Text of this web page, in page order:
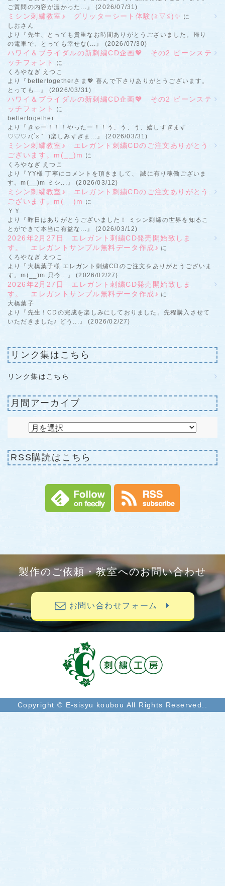
ご質問の内容が濃かった...』 (2026/07/31)
ミシン刺繍教室♪ グリッターシート体験(≧▽≦)✨ に
しおさん
より『先生、とっても貴重なお時間ありがとうございました。帰り
の電車で、とっても幸せな(...』 (2026/07/30)
ハワイ＆ブライダルの新刺繍CD企画💖 その2 ビーンステ
ッチフォント
に
くろやなぎ えつこ
より『bettertogetherさま💖 喜んで下さりありがとうございます。
とっても...』 (2026/03/31)
ハワイ＆ブライダルの新刺繍CD企画💖 その2 ビーンステ
ッチフォント
に
bettertogether
より『きゃー！！！やったー！！う、う、う、嬉しすぎます
♡♡♡♪(´ε｀ )楽しみすぎま...』 (2026/03/31)
ミシン刺繍教室♪ エレガント刺繍CDのご注文ありがとう
ございます。m(__)m に
くろやなぎ えつこ
より『YY様 丁寧にコメントを頂きまして、 誠に有り稼働ございま
す。m(__)m ミシ...』 (2026/03/12)
ミシン刺繍教室♪ エレガント刺繍CDのご注文ありがとう
ございます。m(__)m に
ＹＹ
より『昨日はありがとうございました！ ミシン刺繍の世界を知るこ
とができて本当に有益な...』 (2026/03/12)
2026年2月27日 エレガント刺繍CD発売開始致しま
す。 エレガントサンプル無料データ作成♪ に
くろやなぎ えつこ
より『大橋葉子様 エレガント刺繍CDのご注文をありがとうございま
す。m(__)m 只今...』 (2026/02/27)
2026年2月27日 エレガント刺繍CD発売開始致しま
す。 エレガントサンプル無料データ作成♪ に
大橋葉子
より『先生！CDの完成を楽しみにしておりました。先程購入させて
いただきました♪ どう...』 (2026/02/27)
リンク集はこちら
リンク集はこちら
月間アーカイブ
RSS購読はこちら
製作のご依頼・教室へのお問い合わせ
お問い合わせフォーム
Copyright © E-sisyu koubou All Rights Reserved..